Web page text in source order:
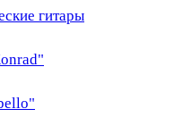
гитары